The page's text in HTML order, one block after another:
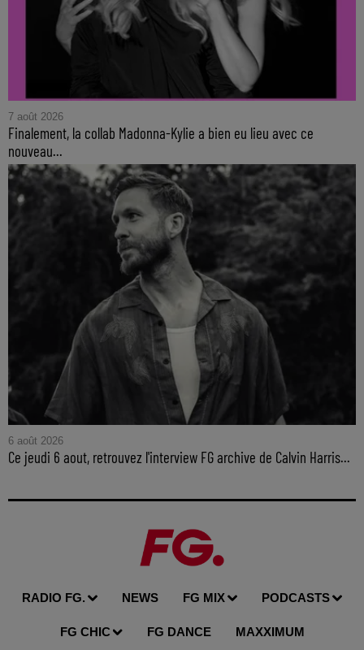
7 août 2026
Finalement, la collab Madonna-Kylie a bien eu lieu avec ce
nouveau...
6 août 2026
Ce jeudi 6 aout, retrouvez l'interview FG archive de Calvin Harris...
RADIO FG. NEWS FG MIX PODCASTS
FG CHIC FG DANCE MAXXIMUM